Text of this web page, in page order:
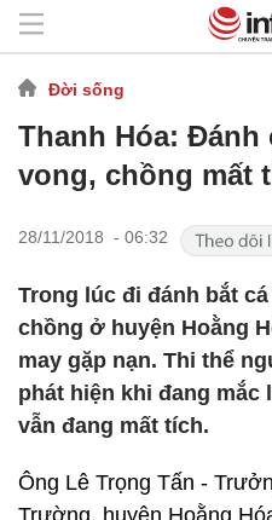
Đời sống
Thanh Hóa:
vong, chồng mất
28/11/2018 - 06:32
Trong lúc đi đánh bắt
chồng ở huyện Hoằng
may gặp nạn. Thi thể
phát hiện khi đang
vẫn đang mất tích.
Ông Lê Trọng Tấn -
Trường, huyện Hoằng